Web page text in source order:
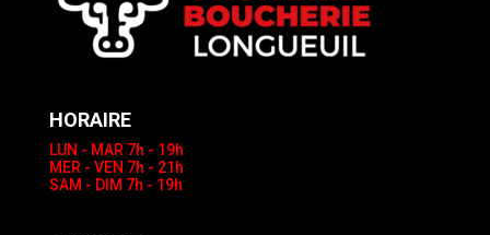
HORAIRE
LUN - MAR7h - 19h
MER - VEN 7h - 21h
SAM - DIM 7h - 19h